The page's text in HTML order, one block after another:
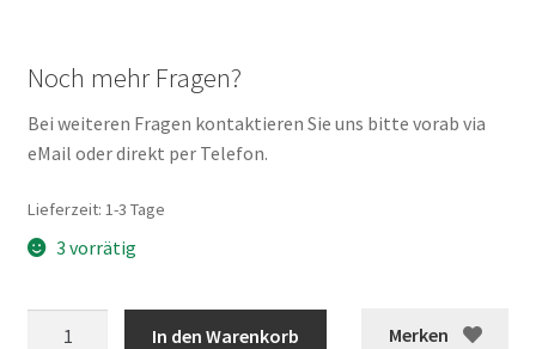
Noch mehr Fragen?
Bei weiteren Fragen kontaktieren Sie uns bitte vorab via
eMail oder direkt per Telefon.
Lieferzeit: 1-3 Tage
3 vorrätig
Merken
In den Warenkorb